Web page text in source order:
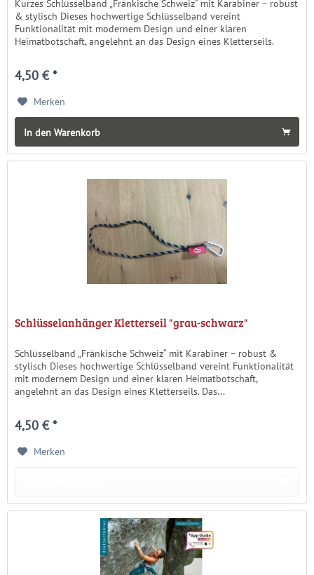
Kurzes Schlüsselband „Fränkische Schweiz“ mit Karabiner – robust
& stylisch Dieses hochwertige Schlüsselband vereint
Funktionalität mit modernem Design und einer klaren
Heimatbotschaft, angelehnt an das Design eines Kletterseils.
4,50 € *
Merken
In den Warenkorb
Schlüsselanhänger Kletterseil "grau-schwarz"
Schlüsselband „Fränkische Schweiz“ mit Karabiner – robust &
stylisch Dieses hochwertige Schlüsselband vereint Funktionalität
mit modernem Design und einer klaren Heimatbotschaft,
angelehnt an das Design eines Kletterseils. Das...
4,50 € *
Merken